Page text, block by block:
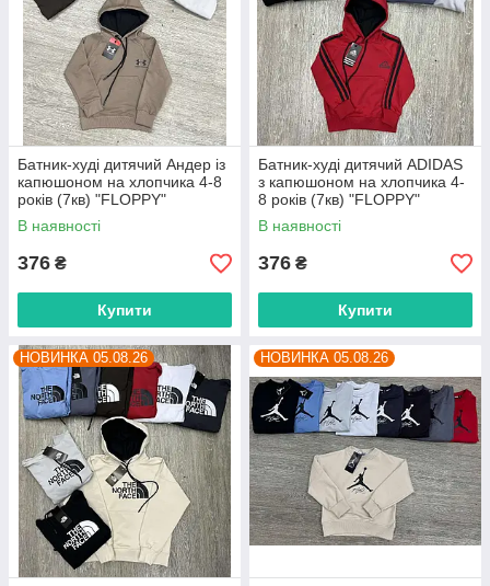
Батник-худі дитячий Андер із
капюшоном на хлопчика 4-8
років (7кв) "FLOPPY"
недорого від прямого
постачальника
В наявності
376 ₴
Купити
Батник-худі дитячий ADIDAS
з капюшоном на хлопчика 4-
8 років (7кв) "FLOPPY"
недорого від прямого
постачальника
В наявності
376 ₴
Купити
НОВИНКА 05.08.26 НОВИНКА 05.08.26